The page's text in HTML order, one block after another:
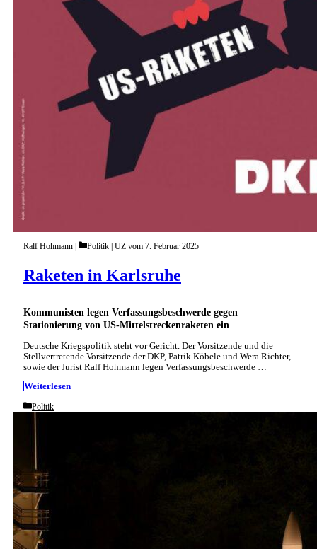
Kommunisten legen Verfassungsbeschwerde gegen
Stationierung von US-Mittelstreckenraketen ein
Raketen in Karlsruhe
Ralf Hohmann Categories
Politik UZ vom 7. Februar 2025
Deutsche Kriegspolitik steht vor Gericht. Der Vorsitzende und die
Stellvertretende Vorsitzende der DKP, Patrik Köbele und Wera Richter,
sowie der Jurist Ralf Hohmann legen Verfassungsbeschwerde …
Weiterlesen
Categories
Politik